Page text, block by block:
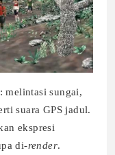
melintasi sungai,
suara GPS jadul.
ekspresi
di-render.